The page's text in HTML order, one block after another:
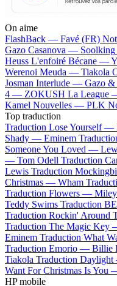
On aime
FlashBack — Favé (FR)
Gazo Casanova — Soolking
Heuss L'enfoiré Bécane —
Werenoi Meuda — Tiakola
Josman Interlude — Gazo &
4 — ZOKUSH La League
Kamel Nouvelles — PLK
Top traduction
Traduction Lose Yourself —
Shady — Eminem
Someone You Loved —
— Tom Odell Traduction
Lewis Traduction
Christmas — Wham
Traduction Flowers —
Teddy Swims Traduction
Traduction Rockin' Around
Traduction The Magic Key
Eminem Traduction What
Traduction Emorio — Billie
Tiakola Traduction
Want For Christmas Is You
HP mobile